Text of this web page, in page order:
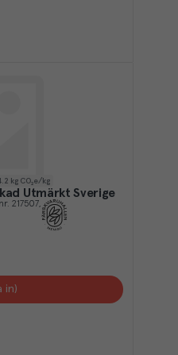
kg CO₂e/kg
Utmärkt Sverige
217507
in)